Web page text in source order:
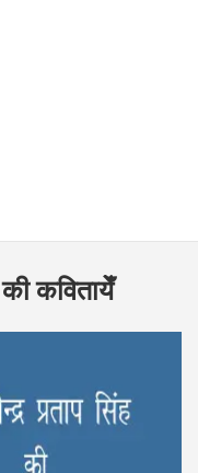
की कवितायेँ